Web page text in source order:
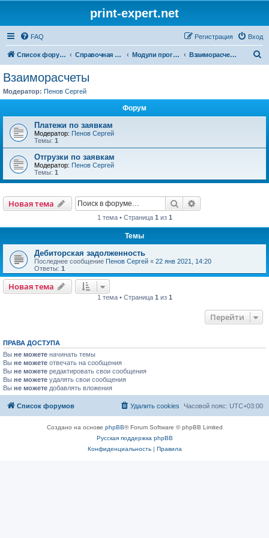
print-expert.net
FAQ Вход
Регистрация
Список форумов Справочная система Модули программы Взаиморасчеты
Взаиморасчеты
Модератор: Пенов Сергей
Форум
Платежи по заявкам
Модератор: Пенов Сергей
Темы: 1
Отгрузки по заявкам
Модератор: Пенов Сергей
Темы: 1
Новая тема Поиск
1 тема • Страница 1 из 1
Темы
Дебиторская задолженность
Последнее сообщение Пенов Сергей « 22 янв 2021, 14:20
Ответы: 1
Новая тема
1 тема • Страница 1 из 1
Перейти
ПРАВА ДОСТУПА
Вы не можете начинать темы
Вы не можете отвечать на сообщения
Вы не можете редактировать свои сообщения
Вы не можете удалять свои сообщения
Вы не можете добавлять вложения
Список форумов Часовой пояс: UTC+03:00
Удалить cookies
Создано на основе phpBB® Forum Software © phpBB Limited
Русская поддержка phpBB
Конфиденциальность| Правила